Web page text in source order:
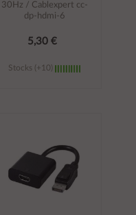
30Hz / Cablexpert cc-
dp-hdmi-6
5,30 €
Stocks (+10)